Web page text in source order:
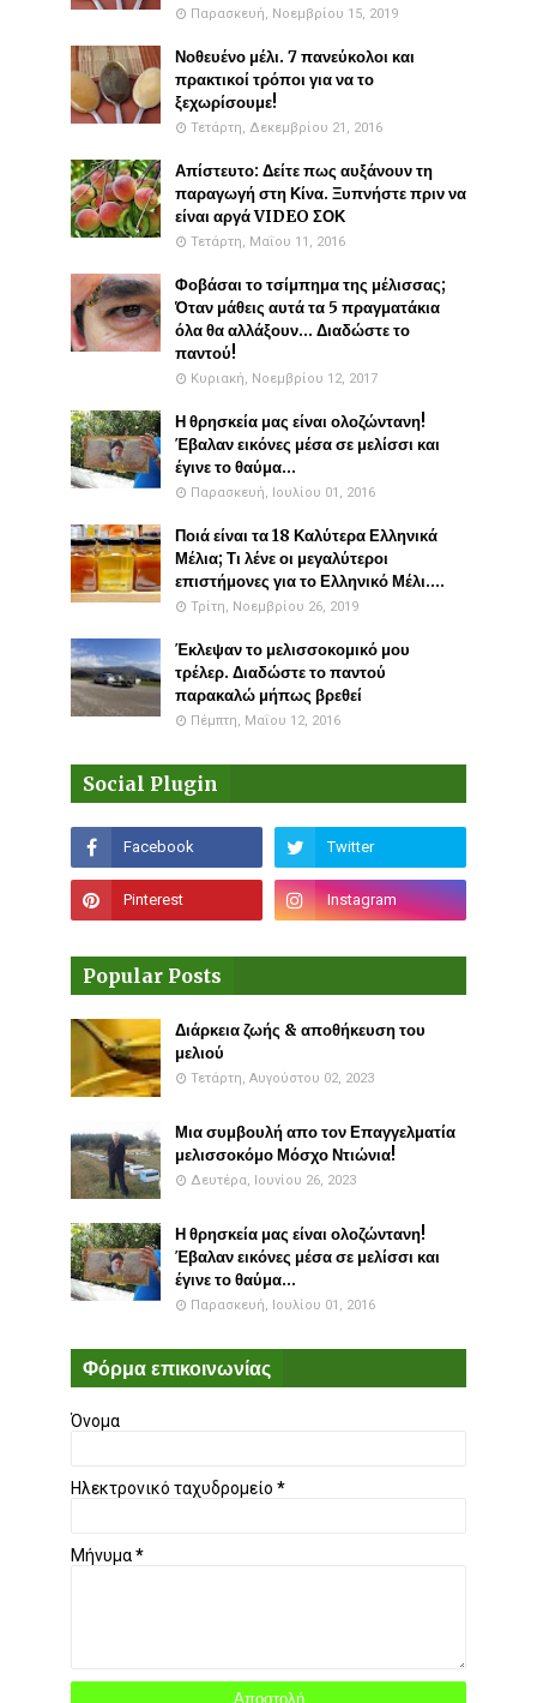
Παρασκευή, Νοεμβρίου 15, 2019
Νοθευένο μέλι. 7 πανεύκολοι και
πρακτικοί τρόποι για να το
ξεχωρίσουμε!
Τετάρτη, Δεκεμβρίου 21, 2016
Απίστευτο: Δείτε πως αυξάνουν τη
παραγωγή στη Κίνα. Ξυπνήστε πριν να
είναι αργά VIDEO ΣΟΚ
Τετάρτη, Μαΐου 11, 2016
Φοβάσαι το τσίμπημα της μέλισσας;
Όταν μάθεις αυτά τα 5 πραγματάκια
όλα θα αλλάξουν... Διαδώστε το
παντού!
Κυριακή, Νοεμβρίου 12, 2017
Η θρησκεία μας είναι ολοζώντανη!
Έβαλαν εικόνες μέσα σε μελίσσι και
έγινε το θαύμα...
Παρασκευή, Ιουλίου 01, 2016
Ποιά είναι τα 18 Καλύτερα Ελληνικά
Μέλια; Τι λένε οι μεγαλύτεροι
επιστήμονες για το Ελληνικό Μέλι....
Τρίτη, Νοεμβρίου 26, 2019
Έκλεψαν το μελισσοκομικό μου
τρέλερ. Διαδώστε το παντού
παρακαλώ μήπως βρεθεί
Πέμπτη, Μαΐου 12, 2016
Social Plugin
Popular Posts
Διάρκεια ζωής & αποθήκευση του
μελιού
Τετάρτη, Αυγούστου 02, 2023
Μια συμβουλή απο τον Επαγγελματία
μελισσοκόμο Μόσχο Ντιώνια!
Δευτέρα, Ιουνίου 26, 2023
Η θρησκεία μας είναι ολοζώντανη!
Έβαλαν εικόνες μέσα σε μελίσσι και
έγινε το θαύμα...
Παρασκευή, Ιουλίου 01, 2016
Φόρμα επικοινωνίας
Όνομα
Ηλεκτρονικό ταχυδρομείο *
Μήνυμα*